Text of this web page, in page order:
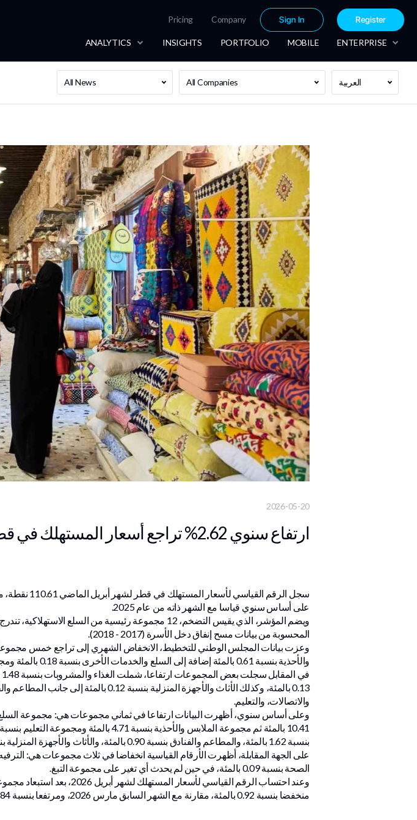
Pricing Company Sign In Register
ANALYTICS INSIGHTS PORTFOLIO MOBILE ENTERPRISE
All News All Companies العربية
2026-05-20
ارتفاع سنوي 2.62% تراجع أسعار المستهلك في قطر 0.74% خلال أبريل
على أساس سنوي قياسا مع الشهر ذاته من عام 2025.
المحسوبة من بيانات مسح إنفاق دخل الأسرة (2017 - 2018).
والأحذية بنسبة 0.61 بالمئة إضافة إلى السلع والخدمات الأخرى بنسبة 0.18 بالمئة ومجموعة الصحة بنسبة 0.10 بالمئة.
والاتصالات، والتعليم.
بنسبة 1.62 بالمئة، والمطاعم والفنادق بنسبة 0.90 بالمئة، والأثاث والأجهزة المنزلية بنسبة 0.81 بالمئة، وأخيرا مجموعة الاتصالات بنسبة 0.75 بالمئة.
الصحة بنسبة 0.09 بالمئة، في حين لم يحدث أي تغير على مجموعة التبغ.
منخفضا بنسبة 0.92 بالمئة، مقارنة مع الشهر السابق مارس 2026، ومرتفعا بنسبة 2.84 بالمئة قياسا مع الشهر المناظر له في عام 2025.